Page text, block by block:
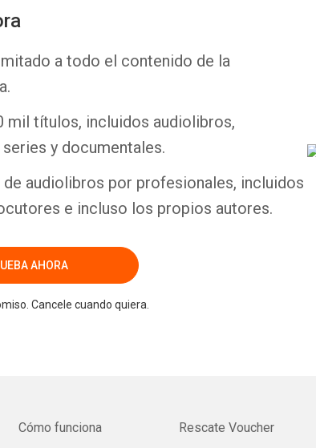
a todo el contenido de la
mil títulos, incluidos audiolibros,
y documentales.
de audiolibros por profesionales, incluidos
e incluso los propios autores.
AHORA
Cancele cuando quiera.
Cómo funciona Rescate Voucher